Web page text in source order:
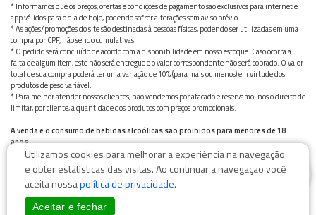
* Informamos que os preços, ofertas e condições de pagamento são exclusivos para internet e
app válidos para o dia de hoje, podendo sofrer alterações sem aviso prévio.
* As ações/promoções do site são destinadas à pessoas físicas, podendo ser utilizadas em uma
compra por CPF, não sendo cumulativas.
* O pedido será concluído de acordo com a disponibilidade em nosso estoque. Caso ocorra a
falta de algum item, este não será entregue e o valor correspondente não será cobrado. O valor
total de sua compra poderá ter uma variação de 10% (para mais ou menos) em virtude dos
produtos de peso variável.
* Para melhor atender nossos clientes, não vendemos por atacado e reservamo-nos o direito de
limitar, por cliente, a quantidade dos produtos com preços promocionais.
A venda e o consumo de bebidas alcoólicas são proibidos para menores de 18
anos.
Bebida alcoólica pode causar dependência química e, em excesso, provoca graves males à saúde.
Beba com moderação
Utilizamos cookies para melhorar a experiência na navegação
e obter estatísticas das visitas. Ao continuar a navegação você
aceita nossapolítica de privacidade.
Aceitar e fechar